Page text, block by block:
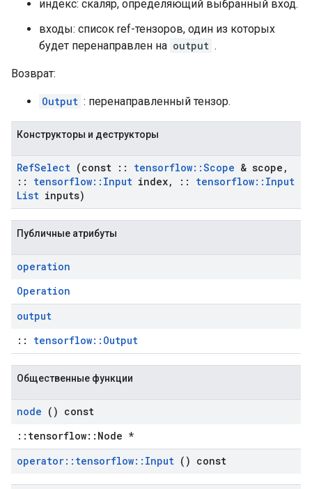
индекс: скаляр, определяющий выбранный вход.
входы: список ref-тензоров, один из которых
будет перенаправлен на output .
Возврат:
Output : перенаправленный тензор.
Конструкторы и деструкторы
RefSelect (const :: tensorflow::Scope & scope ,
::
tensorflow:: Input index, :: tensorflow:: Input
List inputs)
Публичные атрибуты
operation
Operation
output
:: tensorflow::Output
Общественные функции
node () const
::tensorflow::Node *
operator:: tensorflow:: Input () const